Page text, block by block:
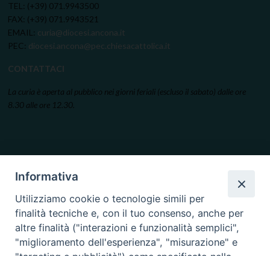
TEL: (+39) 071.9943500
FAX: (+39) 071.9943521
EMAIL: curia@diocesi.ancona.it
PEC: diocesi.ancona@pec.chiesacattolica.it
CONTATTACI
La curia è aperta al pubblico nei giorni feriali (escluso il sabato) dalle ore
8.30 alle ore 12.30.
Informativa
Utilizziamo cookie o tecnologie simili per
finalità tecniche e, con il tuo consenso, anche per
altre finalità ("interazioni e funzionalità semplici",
"miglioramento dell'esperienza", "misurazione" e